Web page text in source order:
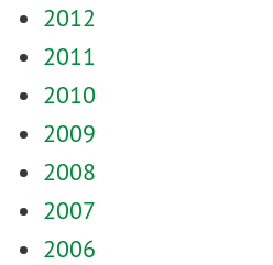
2012
2011
2010
2009
2008
2007
2006